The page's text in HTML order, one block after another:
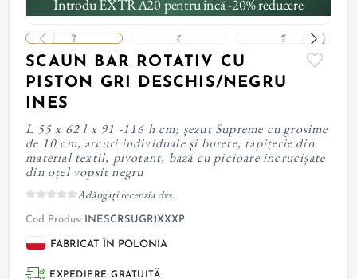
Introdu EXTRA20 pentru încă -20% reducere
SCAUN BAR ROTATIV CU
PISTON GRI DESCHIS/NEGRU
INES
L 55 x 62 l x 91 -116 h cm; șezut Supreme cu grosime
de 10 cm, arcuri individuale și burete, tapițerie din
material textil, pivotant, bază cu picioare încrucișate
din oțel vopsit negru
Adăugați recenzia dvs.
Cod Produs: INESCRSUGR1XXXP
FABRICAT ÎN POLONIA
EXPEDIERE GRATUITĂ